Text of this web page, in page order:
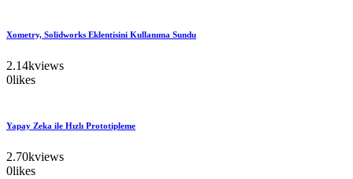
Xometry, Solidworks Eklentisini Kullanıma Sundu
2.14kviews
0likes
Yapay Zeka ile Hızlı Prototipleme
2.70kviews
0likes